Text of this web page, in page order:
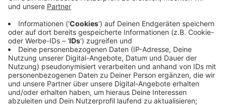
Wir verwenden einen Service eines
einzubetten. Dieser Service kann
Daten zu Ihren Aktivitäten
sammeln. Bitte lesen Sie die
Details durch und stimmen Sie der
Nutzung des Service zu, um dieses
Video anzusehen.